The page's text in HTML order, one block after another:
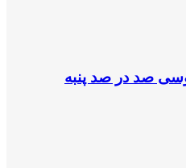
صد در صد پنبه